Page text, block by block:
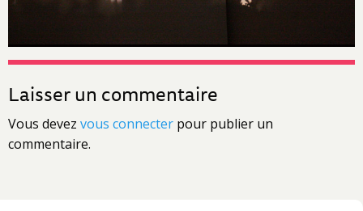
Laisser un commentaire
Vous devez vous connecter pour publier un
commentaire.